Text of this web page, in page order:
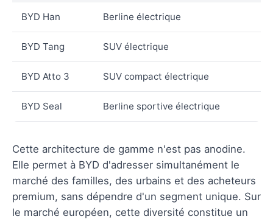
BYD Han Berline électrique
BYD Tang SUV électrique
BYD Atto 3 SUV compact électrique
BYD Seal Berline sportive électrique
Cette architecture de gamme n'est pas anodine.
Elle permet à BYD d'adresser simultanément le
marché des familles, des urbains et des acheteurs
premium, sans dépendre d'un segment unique. Sur
le marché européen, cette diversité constitue un